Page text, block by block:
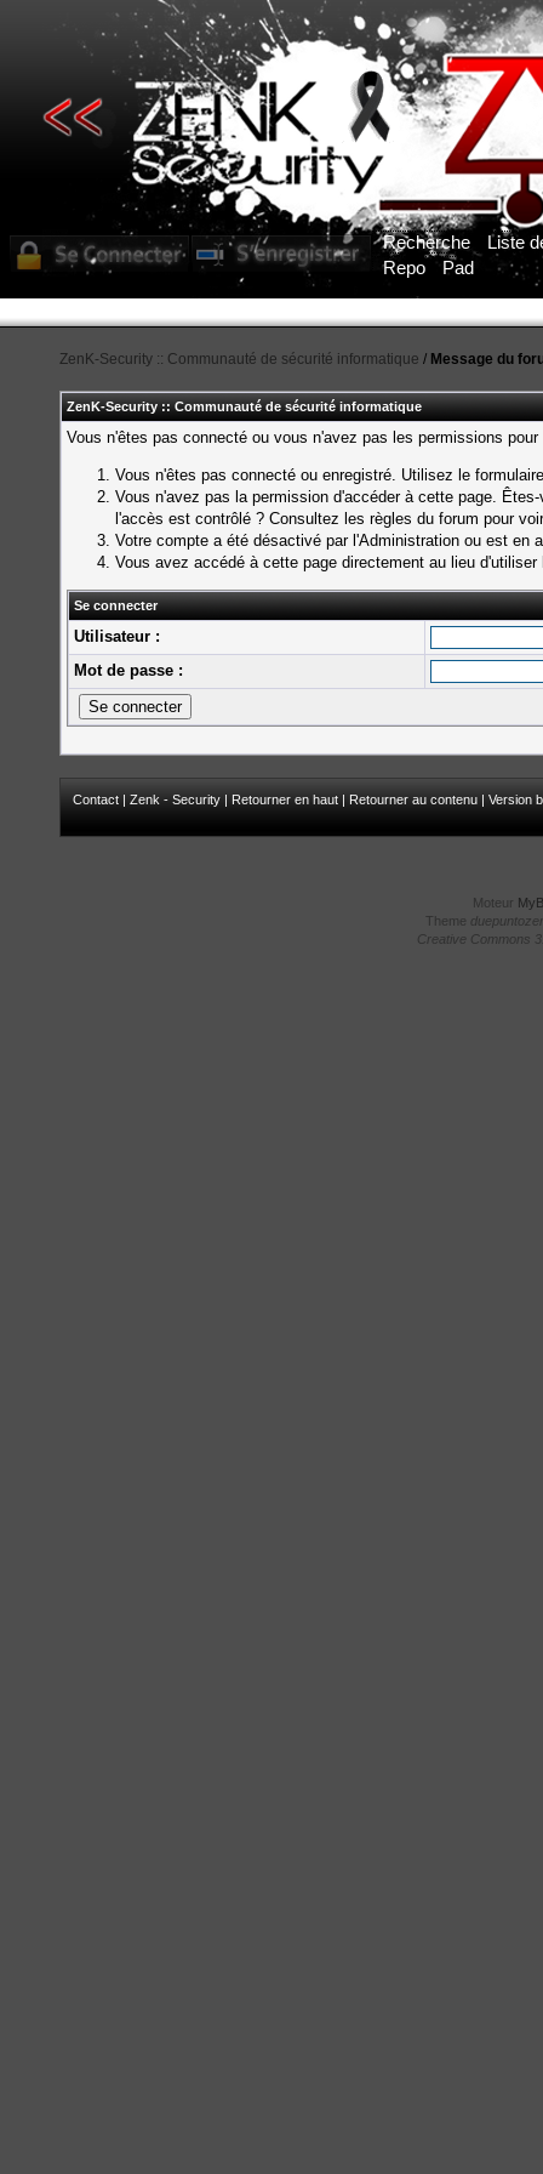
Recherche
Liste
Repo
Pad
ZenK-Security :: Communauté de sécurité informatique / Message du
ZenK-Security :: Communauté de sécurité informatique
Vous n'êtes pas connecté ou vous n'avez pas les permissions
Vous n'êtes pas connecté ou enregistré. Utilisez le
Vous n'avez pas la permission d'accéder à cette page.
l'accès est contrôlé ? Consultez les règles du forum pour
Votre compte a été désactivé par l'Administration ou est en
Vous avez accédé à cette page directement au lieu
Se connecter
Utilisateur :
Mot de passe :
Contact | Zenk - Security | Retourner en haut | Retourner au contenu | Version
Moteur
Theme
Creative Commons